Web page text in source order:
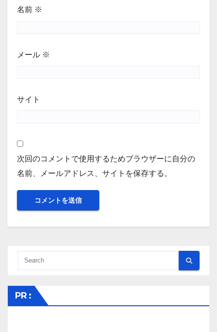
名前 ※
メール ※
サイト
次回のコメントで使用するためブラウザーに自分の
名前、メールアドレス、サイトを保存する。
PR :